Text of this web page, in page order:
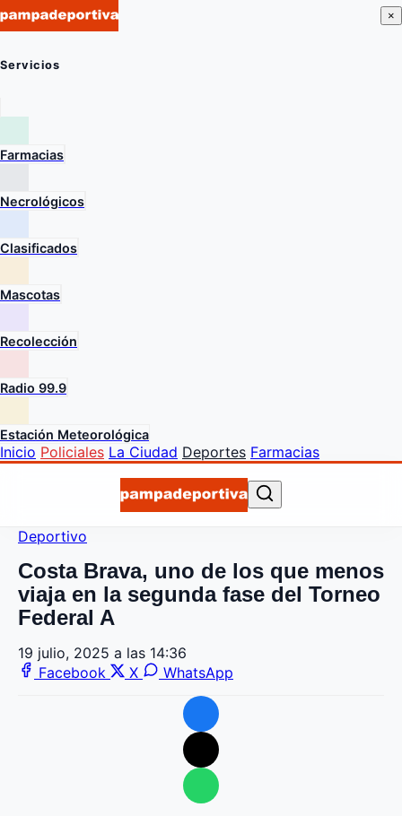
×
Servicios
Farmacias
Necrológicos
Clasificados
Mascotas
Recolección
Radio 99.9
Estación Meteorológica
Inicio Policiales La Ciudad Deportes Farmacias
Deportivo
Costa Brava, uno de los que menos
viaja en la segunda fase del Torneo
Federal A
19 julio, 2025 a las 14:36
Facebook
X WhatsApp